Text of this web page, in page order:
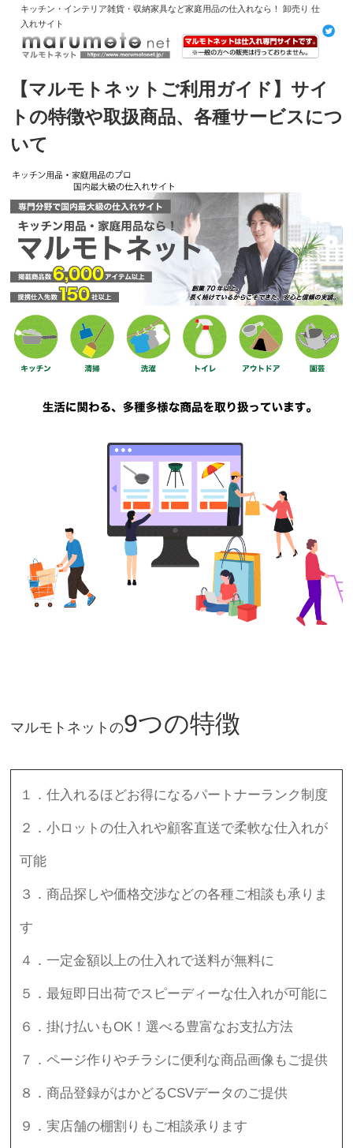
キッチン・インテリア雑貨・収納家具など家庭用品の仕入れなら！ 卸売り 仕
入れサイト
【マルモトネットご利用ガイド】サイ
トの特徴や取扱商品、各種サービスにつ
いて
マルモトネットの9つの特徴
１．仕入れるほどお得になるパートナーランク制度
２．小ロットの仕入れや顧客直送で柔軟な仕入れが
可能
３．商品探しや価格交渉などの各種ご相談も承りま
す
４．一定金額以上の仕入れで送料が無料に
５．最短即日出荷でスピーディーな仕入れが可能に
６．掛け払いもOK！選べる豊富なお支払方法
７．ページ作りやチラシに便利な商品画像もご提供
８．商品登録がはかどるCSVデータのご提供
９．実店舗の棚割りもご相談承ります